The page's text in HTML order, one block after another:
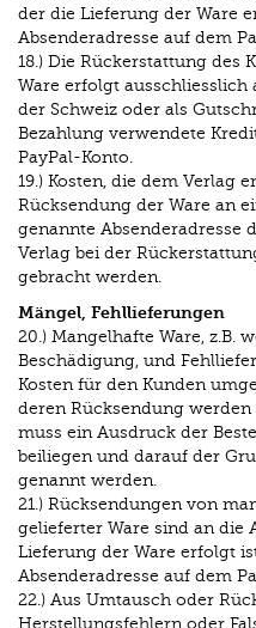
der die Lieferung der Ware
Absenderadresse auf dem
18.) Die Rückerstattung des
Ware erfolgt
der Schweiz oder als
Bezahlung verwendete
PayPal-Konto.
19.) Kosten, die dem Verlag
Rücksendung der Ware an
genannte Absenderadresse
Verlag bei der
gebracht werden.
Mängel, Fehllieferungen
20.) Mangelhafte Ware, z.B.
Beschädigung, und
Kosten für den Kunden
deren Rücksendung
muss ein Ausdruck der
beiliegen und darauf der
genannt werden.
21.) Rücksendungen von
gelieferter Ware sind an die
Lieferung der Ware erfolgt
Absenderadresse auf dem
22.) Aus Umtausch oder
Herstellungsfehlern oder